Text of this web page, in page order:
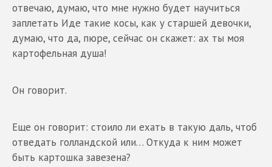
отвечаю, думаю, что мне нужно будет научиться
заплетать Иде такие косы, как у старшей девочки,
думаю, что да, пюре, сейчас он скажет: ах ты моя
картофельная душа!
Он говорит.
Еще он говорит: стоило ли ехать в такую даль, чтоб
отведать голландской или… Откуда к ним может
быть картошка завезена?